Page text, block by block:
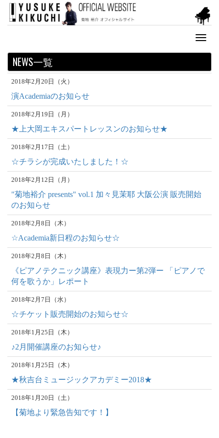
Toggle
NEWS一覧
2018年2月20日（火）
演Academiaのお知らせ
2018年2月19日（月）
★上大岡エキスパートレッスンのお知らせ★
2018年2月17日（土）
☆チラシが完成いたしました！☆
2018年2月12日（月）
"菊地裕介 presents" vol.1 加々見茉耶 大阪公演 販売開始
のお知らせ
2018年2月8日（木）
☆Academia新日程のお知らせ☆
2018年2月8日（木）
《ピアノテクニック講座》表現力ー第2弾ー 「ピアノで
何を歌うか」レポート
2018年2月7日（水）
☆チケット販売開始のお知らせ☆
2018年1月25日（木）
♪2月開催講座のお知らせ♪
2018年1月25日（木）
★秋吉台ミュージックアカデミー2018★
2018年1月20日（土）
【菊地より緊急告知です！】